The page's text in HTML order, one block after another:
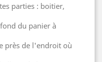
parties : boitier,
du panier à
près de l'endroit où